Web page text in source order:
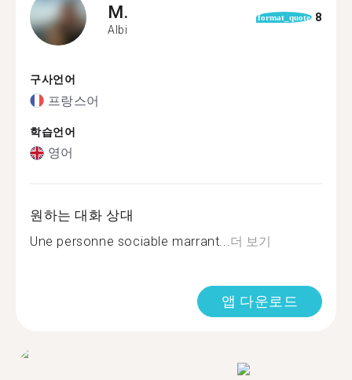
M.
Albi
format_quote 8
구사언어
프랑스어
학습언어
영어
원하는 대화 상대
Une personne sociable marrant...더 보기
앱 다운로드